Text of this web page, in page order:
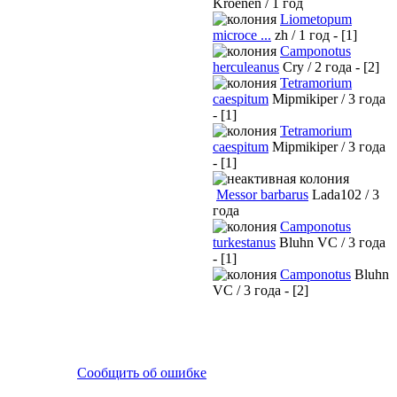
Сообщить об ошибке
Kroenen / 1 год
Liometopum
microce ... zh / 1 год - [1]
Camponotus
herculeanus Cry / 2 года - [2]
Tetramorium
caespitum Mipmikiper / 3 года
- [1]
Tetramorium
caespitum Mipmikiper / 3 года
- [1]
Messor barbarus Lada102 / 3
года
Camponotus
turkestanus Bluhn VC / 3 года
- [1]
Camponotus Bluhn
VC / 3 года - [2]